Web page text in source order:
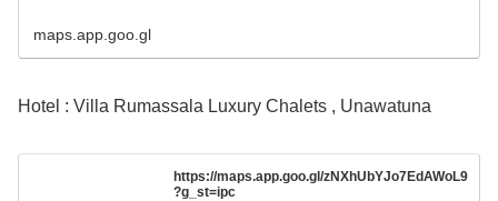
maps.app.goo.gl
Hotel : Villa Rumassala Luxury Chalets , Unawatuna
https://maps.app.goo.gl/zNXhUbYJo7EdAWoL9
?g_st=ipc